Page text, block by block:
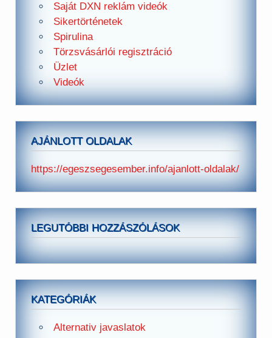
Saját DXN reklám videók
Sikertörténetek
Spirulina
Törzsvásárlói regisztráció
Üzlet
Videók
AJÁNLOTT OLDALAK
https://egeszsegesember.info/ajanlott-oldalak/
LEGUTÓBBI HOZZÁSZÓLÁSOK
KATEGÓRIÁK
Alternativ javaslatok